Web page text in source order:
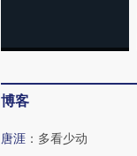
博客
唐涯 ： 多看少动